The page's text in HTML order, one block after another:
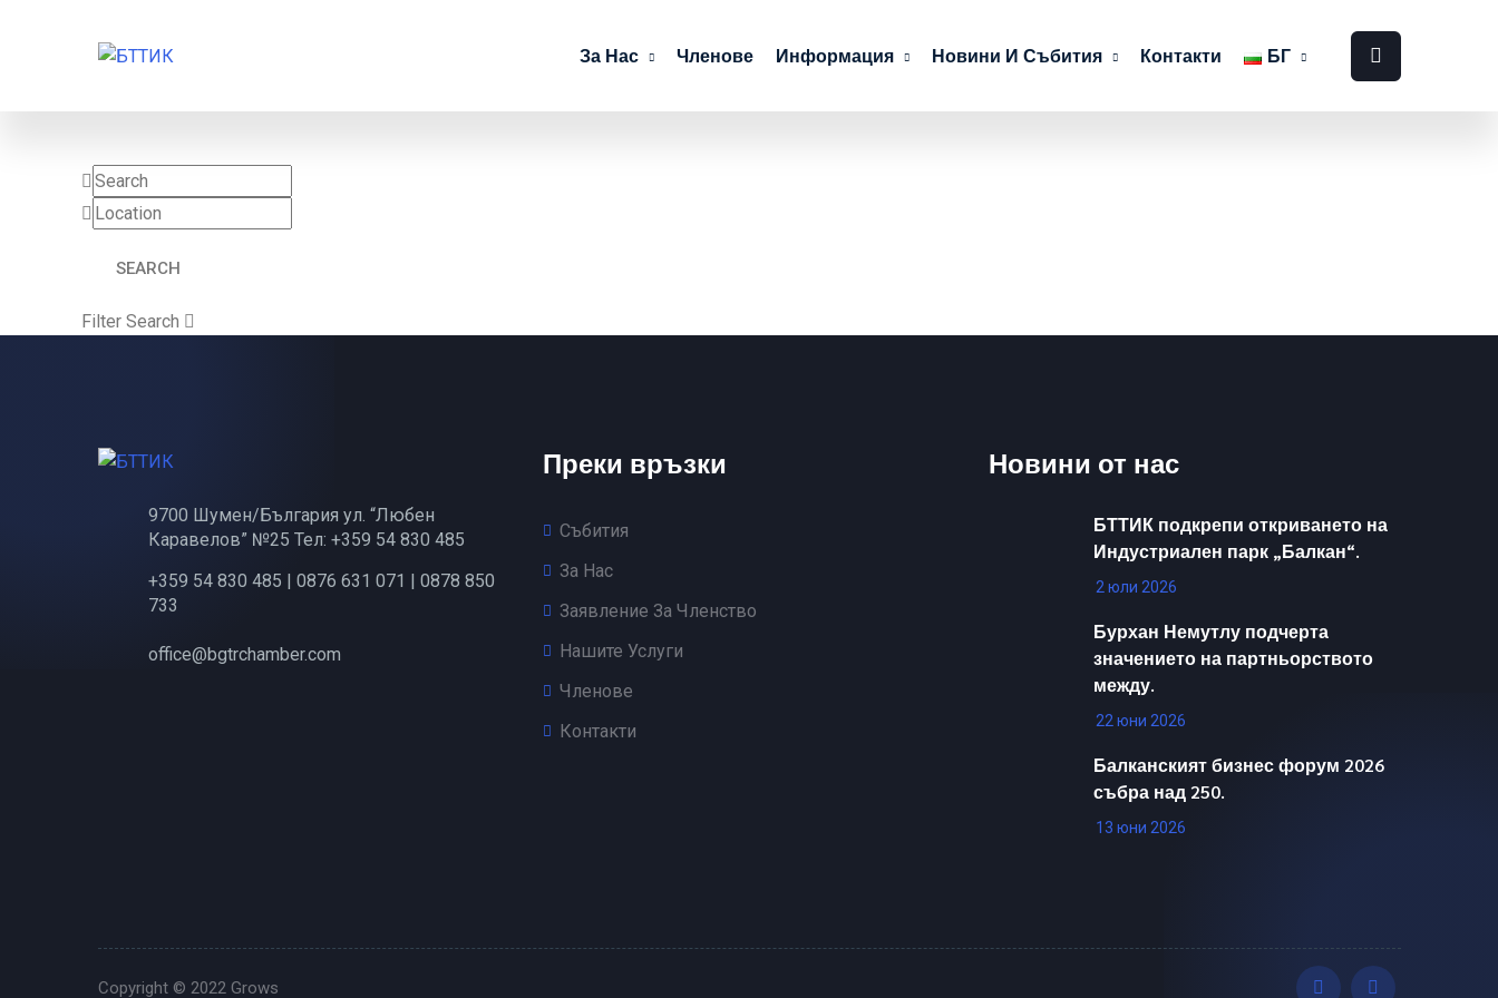
За Нас Членове Информация Новини И Събития Контакти БГ
Filter Search
9700 Шумен/България ул. “Любен
Каравелов” №25 Тел: +359 54 830 485
+359 54 830 485 | 0876 631 071 | 0878 850
733
office@bgtrchamber.com
Преки връзки
Събития
За Нас
Заявление За Членство
Нашите Услуги
Членове
Контакти
Новини от нас
БТТИК подкрепи откриването на
Индустриален парк „Балкан“.
2 юли 2026
Бурхан Немутлу подчерта
значението на партньорството
между.
22 юни 2026
Балканският бизнес форум 2026
събра над 250.
13 юни 2026
Copyright © 2022 Grows